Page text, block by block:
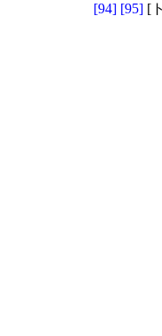
[94] [95] [